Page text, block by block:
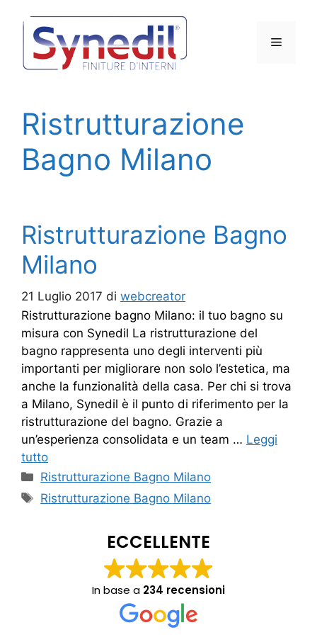
contenuto
Menu
Ristrutturazione
Bagno Milano
Ristrutturazione Bagno
Milano
21 Luglio 2017 di webcreator
Ristrutturazione bagno Milano: il tuo bagno su
misura con Synedil La ristrutturazione del
bagno rappresenta uno degli interventi più
importanti per migliorare non solo l’estetica, ma
anche la funzionalità della casa. Per chi si trova
a Milano, Synedil è il punto di riferimento per la
ristrutturazione del bagno. Grazie a
un’esperienza consolidata e un team … Leggi
tutto
Categorie
Ristrutturazione Bagno Milano
Tag
Ristrutturazione Bagno Milano
ECCELLENTE
In base a 234 recensioni